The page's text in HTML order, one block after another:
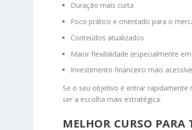
Duração mais curta
Foco prático e orientado para o
Conteúdos atualizados
Maior flexibilidade (especialmente
Investimento financeiro mais
Se o seu objetivo é entrar
ser a escolha mais estratégica.
MELHOR CURSO